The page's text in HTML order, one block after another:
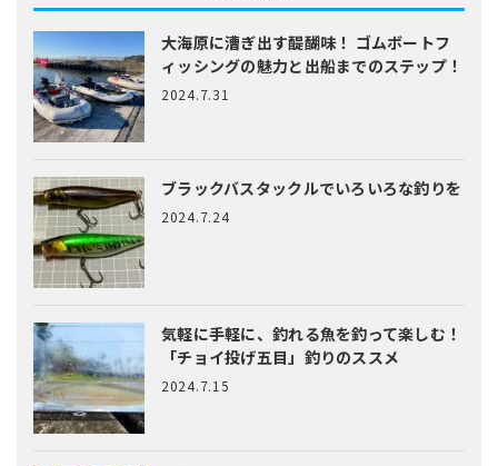
大海原に漕ぎ出す醍醐味！ ゴムボートフ
ィッシングの魅力と出船までのステップ！
2024.7.31
ブラックバスタックルでいろいろな釣りを
2024.7.24
気軽に手軽に、釣れる魚を釣って楽しむ！
「チョイ投げ五目」釣りのススメ
2024.7.15